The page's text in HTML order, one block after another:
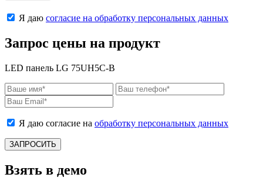
Я даю согласие на обработку персональных данных
Запрос цены на продукт
LED панель LG 75UH5C-B
Я даю согласие на обработку персональных данных
ЗАПРОСИТЬ
Взять в демо